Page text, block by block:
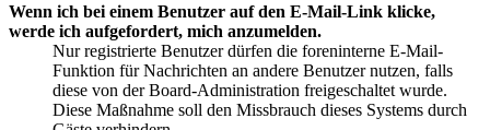
Wenn ich bei einem Benutzer auf den E-Mail-Link klicke,
werde ich aufgefordert, mich anzumelden.
Nur registrierte Benutzer dürfen die foreninterne E-Mail-
Funktion für Nachrichten an andere Benutzer nutzen, falls
diese von der Board-Administration freigeschaltet wurde.
Diese Maßnahme soll den Missbrauch dieses Systems durch